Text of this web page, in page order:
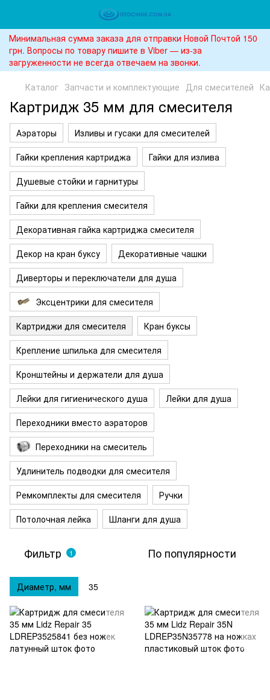
Минимальная сумма заказа для отправки Новой Почтой 150
грн. Вопросы по товару пишите в Viber — из-за
загруженности не всегда отвечаем на звонки.
Каталог Запчасти и комплектующие Для смесителей
Картридж 35 мм для смесителя
Аэраторы
Изливы и гусаки для смесителей
Гайки крепления картриджа
Гайки для излива
Душевые стойки и гарнитуры
Гайки для крепления смесителя
Декоративная гайка картриджа смесителя
Декор на кран буксу
Декоративные чашки
Диверторы и переключатели для душа
Эксцентрики для смесителя
Картриджи для смесителя
Кран буксы
Крепление шпилька для смесителя
Кронштейны и держатели для душа
Лейки для гигиенического душа
Лейки для душа
Переходники вместо аэраторов
Переходники на смеситель
Удлинитель подводки для смесителя
Ремкомплекты для смесителя
Ручки
Потолочная лейка
Шланги для душа
Фильтр 1 По популярности
Диаметр, мм 35